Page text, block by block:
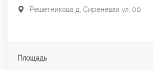
Решетникова д, Сиреневая ул, 00
Площадь